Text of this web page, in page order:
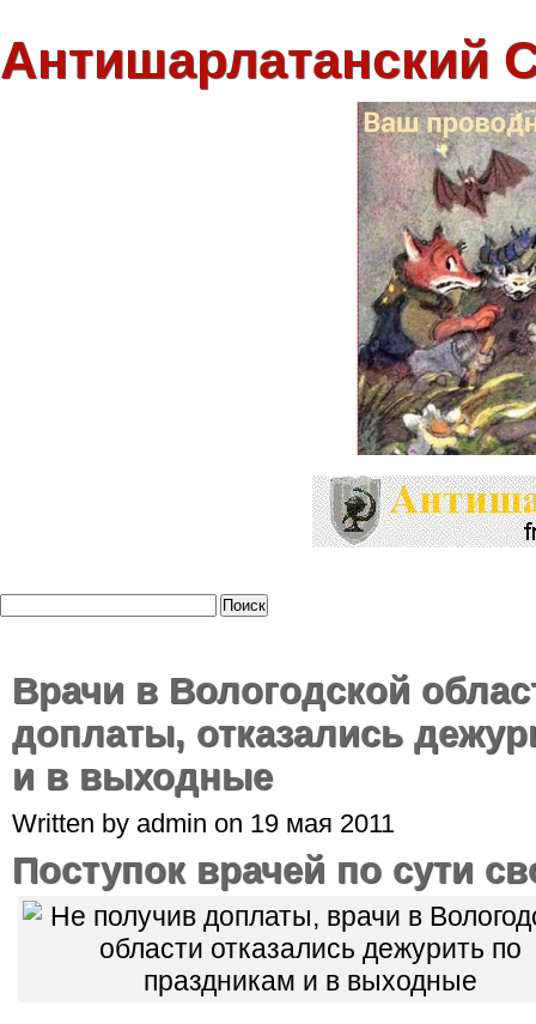
Антишарлатанский
Врачи в Вологодской
доплаты, отказались
и в выходные
Written by admin on 19 мая 2011
Поступок врачей по сути